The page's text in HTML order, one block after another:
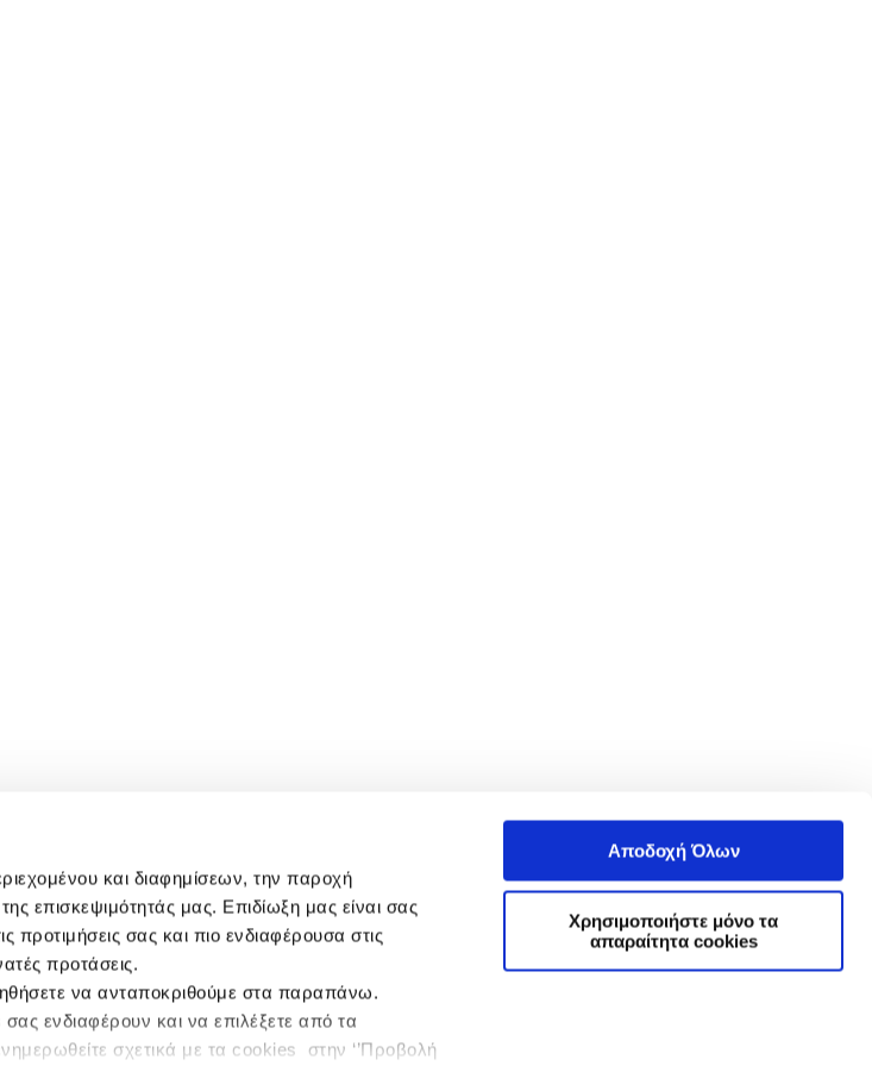
και διαφημίσεων, την παροχή
επισκεψιμότητάς μας. Επιδίωξη μας είναι σας
προτιμήσεις σας και πιο ενδιαφέρουσα στις
προτάσεις.
να ανταποκριθούμε στα παραπάνω.
ενδιαφέρουν και να επιλέξετε από τα
σχετικά με τα cookies στην ‘’Προβολή
Αποδοχή Όλων
Χρησιμοποιήστε μόνο τα
απαραίτητα cookies